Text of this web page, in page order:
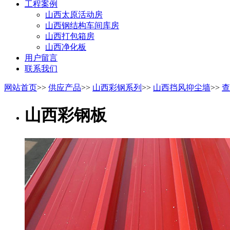
工程案例
山西太原活动房
山西钢结构车间库房
山西打包箱房
山西净化板
用户留言
联系我们
网站首页>> 供应产品>> 山西彩钢系列 >> 山西挡风抑尘墙>>
山西彩钢板